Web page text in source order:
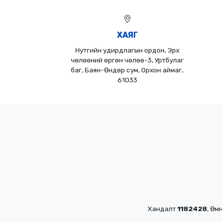
ХАЯГ
Нутгийн удирдлагын ордон, Эрх
чөлөөний өргөн чөлөө-3, Уртбулаг
баг, Баян-Өндөр сум, Орхон аймаг,
61033
Хандалт1182428,